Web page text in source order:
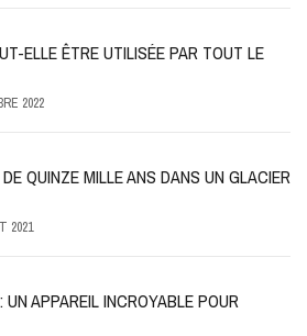
ELLE ÊTRE UTILISÉE PAR TOUT LE
2022
QUINZE MILLE ANS DANS UN GLACIER
2021
UN APPAREIL INCROYABLE POUR